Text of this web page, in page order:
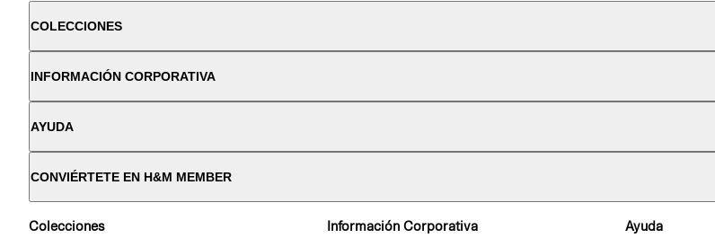
COLECCIONES
INFORMACIÓN CORPORATIVA
AYUDA
CONVIÉRTETE EN H&M MEMBER
Colecciones Información Corporativa Ayuda